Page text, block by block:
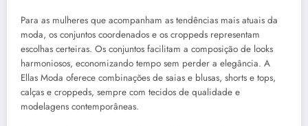
Para as mulheres que acompanham as tendências mais atuais da
moda, os conjuntos coordenados e os croppeds representam
escolhas certeiras. Os conjuntos facilitam a composição de looks
harmoniosos, economizando tempo sem perder a elegância. A
Ellas Moda oferece combinações de saias e blusas, shorts e tops,
calças e croppeds, sempre com tecidos de qualidade e
modelagens contemporâneas.